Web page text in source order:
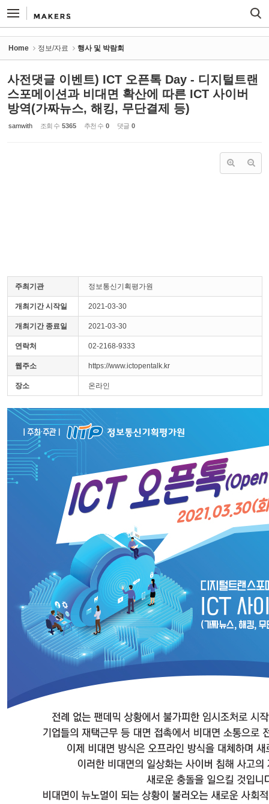
Home 정보/자료 행사 및 박람회
사전댓글 이벤트) ICT 오픈톡 Day - 디지털트랜
스포메이션과 비대면 확산에 따른 ICT 사이버
방역(가짜뉴스, 해킹, 무단결제 등)
samwith 조회 수 5365 추천 수 0 댓글 0
주최기관 정보통신기획평가원
개최기간 시작일 2021-03-30
개최기간 종료일 2021-03-30
연락처 02-2168-9333
웹주소 https://www.ictopentalk.kr
장소 온라인